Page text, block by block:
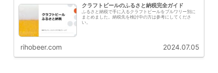
クラフトビールのふるさと納税完全ガイド
ふるさと納税で手に入るクラフトビールをブルワリー別に
まとめました。納税先を検討中の方は参考にしてくださ
い。
rihobeer.com 2024.07.05